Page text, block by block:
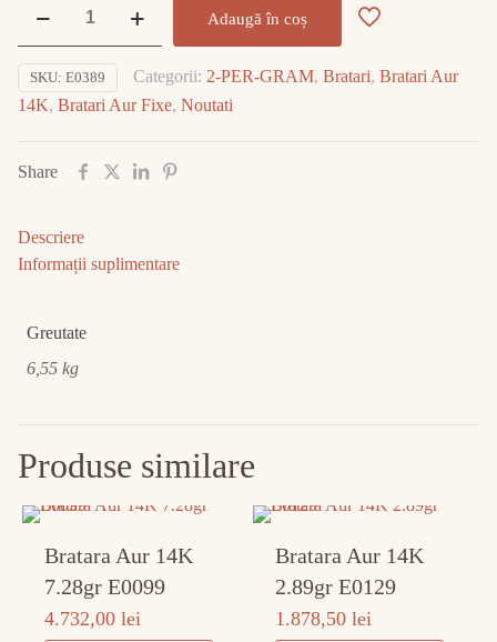
14K
6.55gr
Adaugă în coș
SKU: E0389 Categorii: 2-PER-GRAM, Bratari, Bratari Aur
14K, Bratari Aur Fixe, Noutati
Share
Descriere
Informații suplimentare
Greutate
6,55 kg
Produse similare
Bratara Aur 14K
7.28gr E0099
4.732,00lei
Bratara Aur 14K
2.89gr E0129
1.878,50lei